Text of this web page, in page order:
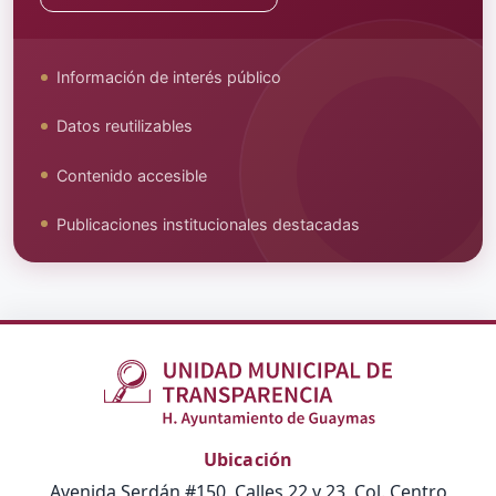
Información de interés público
Datos reutilizables
Contenido accesible
Publicaciones institucionales destacadas
Ubicación